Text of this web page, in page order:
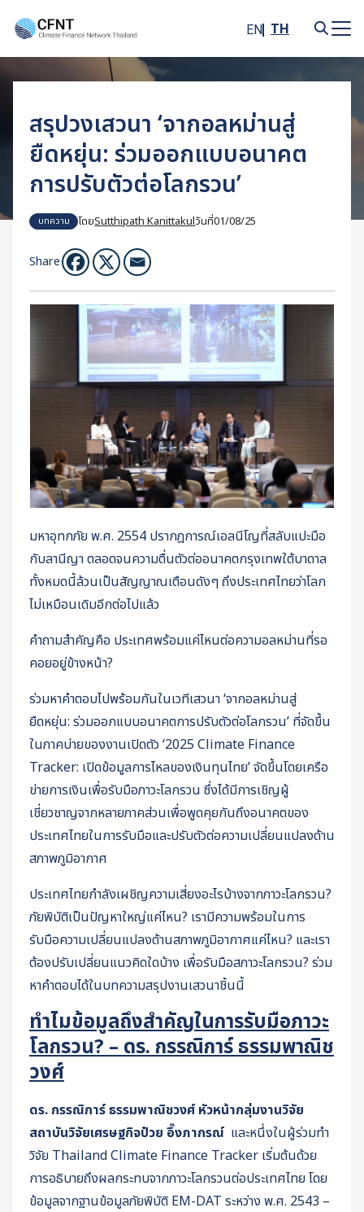
for:
EN TH
สรุปวงเสวนา ‘จากอลหม่านสู่
ยืดหยุ่น: ร่วมออกแบบอนาคต
การปรับตัวต่อโลกรวน’
บทความ โดยSutthipath Kanittakulวันที่01/08/25
Share
มหาอุทกภัย พ.ศ. 2554 ปรากฎการณ์เอลนีโญที่สลับแปะมือ
กับลานีญา ตลอดจนความตื่นตัวต่ออนาคตกรุงเทพใต้บาดาล
ทั้งหมดนี้ล้วนเป็นสัญญาณเตือนดังๆ ถึงประเทศไทยว่าโลก
ไม่เหมือนเดิมอีกต่อไปแล้ว
คำถามสำคัญคือ ประเทศพร้อมแค่ไหนต่อความอลหม่านที่รอ
คอยอยู่ข้างหน้า?
ร่วมหาคำตอบไปพร้อมกันในเวทีเสวนา ‘จากอลหม่านสู่
ยืดหยุ่น: ร่วมออกแบบอนาคตการปรับตัวต่อโลกรวน’ ที่จัดขึ้น
ในภาคบ่ายของงานเปิดตัว ‘2025 Climate Finance
Tracker: เปิดข้อมูลการไหลของเงินทุนไทย’ จัดขึ้นโดยเครือ
ข่ายการเงินเพื่อรับมือภาวะโลกรวน ซึ่งได้มีการเชิญผู้
เชี่ยวชาญจากหลายภาคส่วนเพื่อพูดคุยกันถึงอนาคตของ
ประเทศไทยในการรับมือและปรับตัวต่อความเปลี่ยนแปลงด้าน
สภาพภูมิอากาศ
ประเทศไทยกำลังเผชิญความเสี่ยงอะไรบ้างจากภาวะโลกรวน?
ภัยพิบัติเป็นปัญหาใหญ่แค่ไหน? เรามีความพร้อมในการ
รับมือความเปลี่ยนแปลงด้านสภาพภูมิอากาศแค่ไหน? และเรา
ต้องปรับเปลี่ยนแนวคิดใดบ้าง เพื่อรับมือสภาวะโลกรวน? ร่วม
หาคำตอบได้ในบทความสรุปงานเสวนาชิ้นนี้
ทำไมข้อมูลถึงสำคัญในการรับมือภาวะ
โลกรวน? – ดร. กรรณิการ์ ธรรมพาณิช
วงศ์
ดร. กรรณิการ์ ธรรมพาณิชวงศ์ หัวหน้ากลุ่มงานวิจัย
สถาบันวิจัยเศรษฐกิจป๋วย อึ๊งภากรณ์ และหนึ่งในผู้ร่วมทำ
วิจัย Thailand Climate Finance Tracker เริ่มต้นด้วย
การอธิบายถึงผลกระทบจากภาวะโลกรวนต่อประเทศไทย โดย
ข้อมูลจากฐานข้อมูลภัยพิบัติ EM-DAT ระหว่าง พ.ศ. 2543 –